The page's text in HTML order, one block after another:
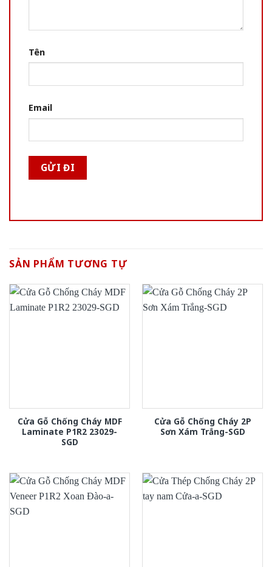
Tên
Email
SẢN PHẨM TƯƠNG TỰ
Cửa Gỗ Chống Cháy MDF
Laminate P1R2 23029-
SGD
Cửa Gỗ Chống Cháy 2P
Sơn Xám Trắng-SGD